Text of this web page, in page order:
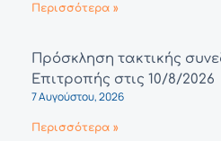
Περισσότερα »
Πρόσκληση τακτικής
Επιτροπής στις 10/8/2026
7 Αυγούστου, 2026
Περισσότερα »